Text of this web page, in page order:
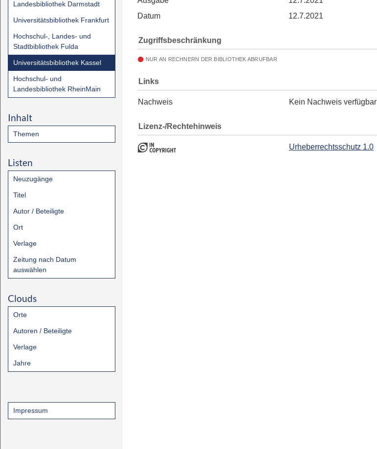
Landesbibliothek Darmstadt
Universitätsbibliothek Frankfurt
Hochschul-, Landes- und
Stadtbibliothek Fulda
Universitätsbibliothek Kassel
Hochschul- und
Landesbibliothek RheinMain
Inhalt
Themen
Listen
Neuzugänge
Titel
Autor / Beteiligte
Ort
Verlage
Zeitung nach Datum
auswählen
Clouds
Orte
Autoren / Beteiligte
Verlage
Jahre
Impressum
Datum
12.7.2021
Zugriffsbeschränkung
NUR AN RECHNERN DER BIBLIOTHEK ABRUFBAR
Links
Nachweis Kein Nachweis verfügbar
Lizenz-/Rechtehinweis
Urheberrechtsschutz 1.0